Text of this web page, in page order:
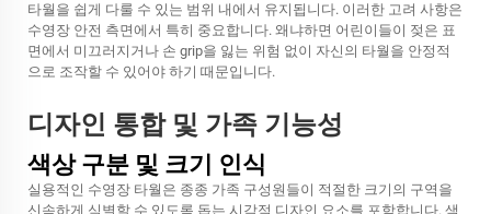
타월을 쉽게 다룰 수 있는 범위 내에서 유지됩니다. 이러한 고려 사항은
수영장 안전 측면에서 특히 중요합니다. 왜냐하면 어린이들이 젖은 표
면에서 미끄러지거나 손 grip을 잃는 위험 없이 자신의 타월을 안정적
으로 조작할 수 있어야 하기 때문입니다.
디자인 통합 및 가족 기능성
색상 구분 및 크기 인식
실용적인 수영장 타월은 종종 가족 구성원들이 적절한 크기의 구역을
신속하게 식별할 수 있도록 돕는 시각적 디자인 요소를 포함합니다. 색